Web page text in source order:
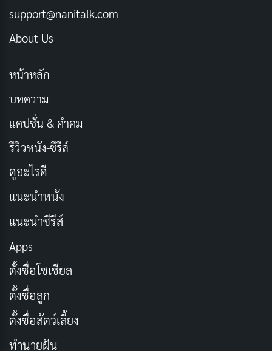
ผ่านไปอย่างรวดเร็ว บัดนี้เขาได้เติบใหญ่กลายเป็นชายหนุ่ม
ให้กับแก๊งมาเฟีย แต่เมื่อเกิดความขัดแย้งระหว่างกลุ่ม
เขาจึงตัดสินใจกลับมายังมาตุภูมิอีกครั้ง เพื่อค้นหาทองคำ
แท่งที่ซุกซ่อนอยู่ใต้ตึกห้องเช่าใจกลางกรุงโซล เขาได้ใช้
ความยุติธรรมของที่นี่ ทำให้ได้มาพัวพันและรู้จักกับ ฮงชาย
อง นักกฎหมายสาวผู้เย็นชา เป็นคนประเภทต้องทุกอย่าง
เพื่อจะต้องชนะคดีความให้ได้
แนว: Comedy, Crime, Romance
นักแสดงนำ: Song Joong-ki, Yeo-bin Jeon,
ความยาว : 21 ตอน
support@nanitalk.com
About Us
หน้าหลัก
บทความ
แคปชั่น & คำคม
รีวิวหนัง-ซีรีส์
ดูอะไรดี
แนะนำหนัง
แนะนำซีรีส์
Apps
ตั้งชื่อโซเชียล
ตั้งชื่อลูก
ตั้งชื่อสัตว์เลี้ยง
ทำนายฝัน